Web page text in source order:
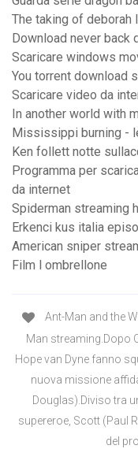
The taking of deborah
Download never back
Scaricare windows
You torrent download
Scaricare video da
In another world with
Mississippi burning -
Ken follett notte
Programma per
da internet
Spiderman streaming
Erkenci kus italia
American sniper
Film l ombrellone
Ant-Man and the
Man streaming.Dopo
Hope van Dyne fanno
nuova missione
Douglas).Diviso tra
supereroe, Scott (Paul
del